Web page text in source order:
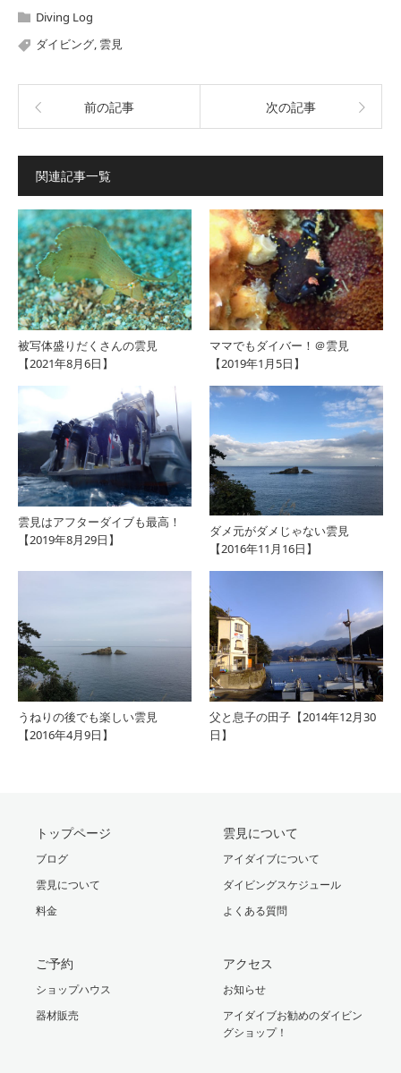
Diving Log
ダイビング, 雲見
前の記事 次の記事
関連記事一覧
被写体盛りだくさんの雲見
【2021年8月6日】
ママでもダイバー！＠雲見
【2019年1月5日】
雲見はアフターダイブも最高！
【2019年8月29日】
ダメ元がダメじゃない雲見
【2016年11月16日】
うねりの後でも楽しい雲見
【2016年4月9日】
父と息子の田子【2014年12月30
日】
トップページ
ブログ
雲見について
料金
雲見について
アイダイブについて
ダイビングスケジュール
よくある質問
ご予約
ショップハウス
器材販売
アクセス
お知らせ
アイダイブお勧めのダイビン
グショップ！